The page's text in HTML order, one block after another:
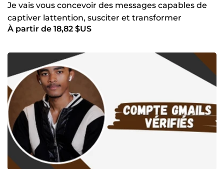
Je vais vous concevoir des messages capables de
captiver lattention, susciter et transformer
À partir de 18,82 $US